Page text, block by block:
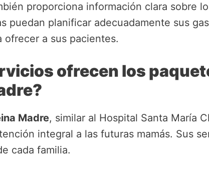
proporciona información clara sobre
puedan planificar adecuadamente sus
ofrecer a sus pacientes.
ofrecen los
Madre, similar al Hospital Santa María
integral a las futuras mamás. Sus
cada familia.